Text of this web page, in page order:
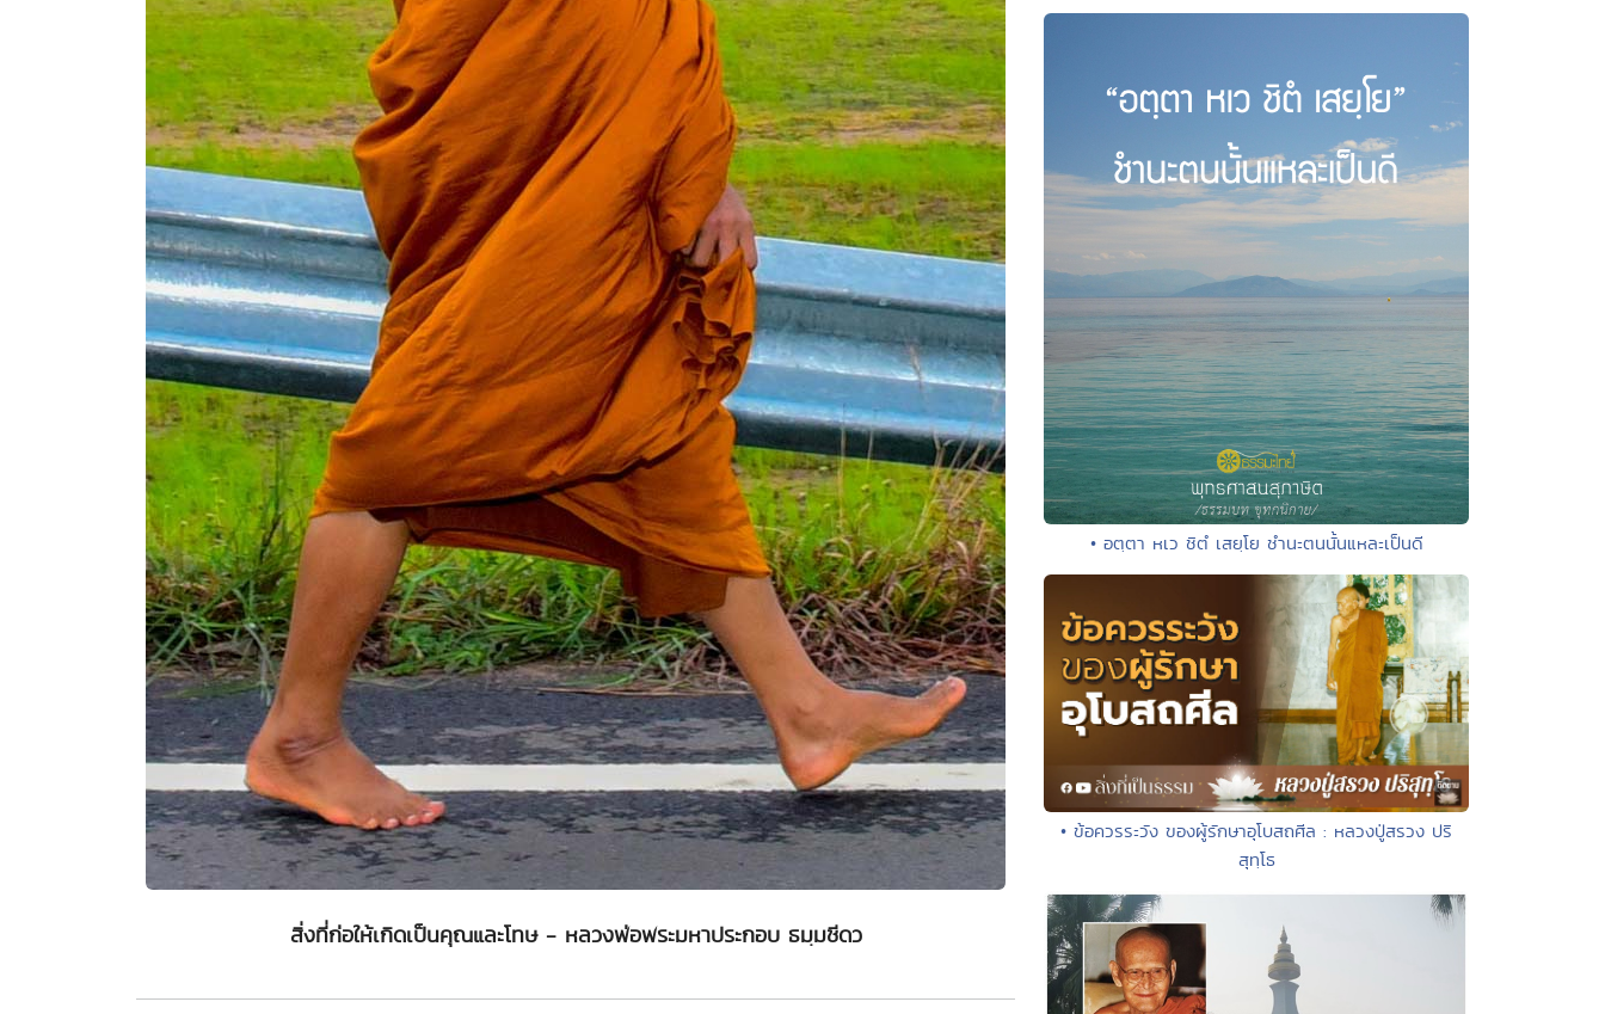
สิ่งที่ก่อให้เกิดเป็นคุณและโทษ - หลวงพ่อพระมหาประกอบ ธมฺมชีดว
• อตฺตา หเว ชิตํ เสยฺโย ชํานะตนนั้นแหละเป็นดี
• ข้อควรระวัง ของผู้รักษาอุโบสถศีล : หลวงปู่สรวง ปริ
สุทฺโธ